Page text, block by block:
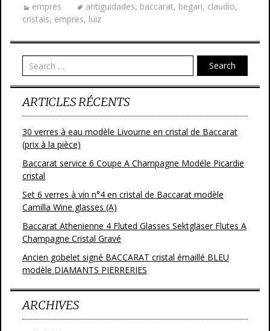
b
o
o
k
er l g
er
empres antiguidades, baccarat, began, claudio,
cristais, empres, luiz
Search
ARTICLES RÉCENTS
30 verres à eau modèle Livourne en cristal de Baccarat
(prix à la pièce)
Baccarat service 6 Coupe A Champagne Modéle Picardie
cristal
Set 6 verres à vin n°4 en cristal de Baccarat modèle
Camilla Wine glasses (A)
Baccarat Athenienne 4 Fluted Glasses Sektgläser Flutes A
Champagne Cristal Gravé
Ancien gobelet signé BACCARAT cristal émaillé BLEU
modèle DIAMANTS PIERRERIES
ARCHIVES